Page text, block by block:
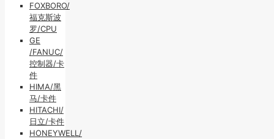
FOXBORO/
福克斯波
罗/CPU
GE
/FANUC/
控制器/卡
件
HIMA/黑
马/卡件
HITACHI/
日立/卡件
HONEYWELL/